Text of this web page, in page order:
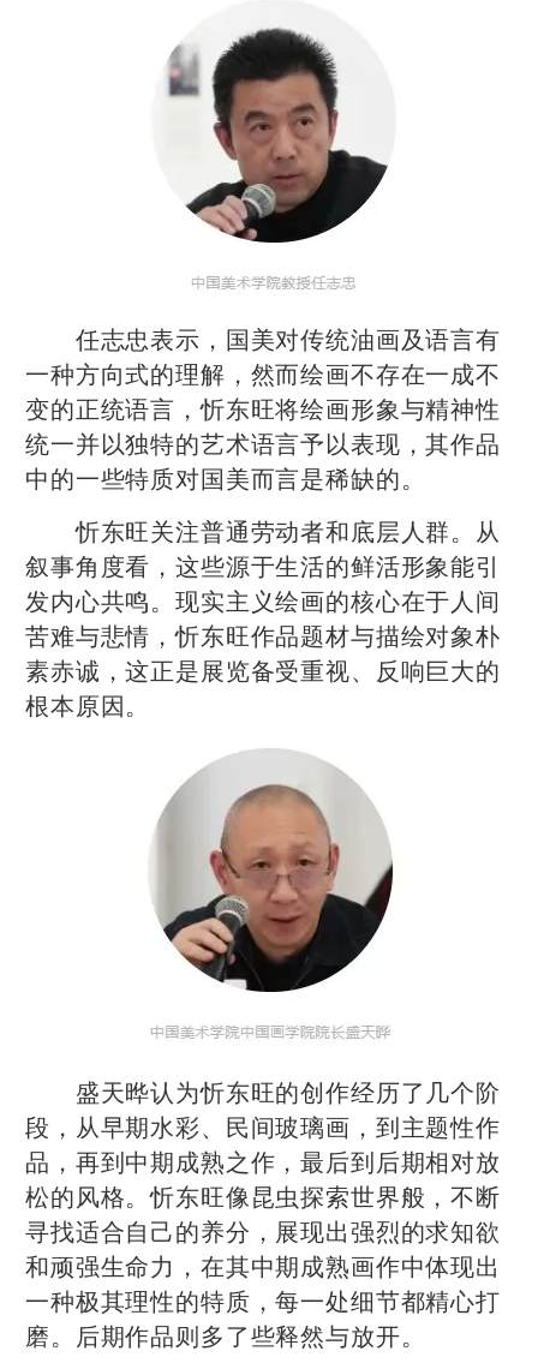
任志忠表示，国美对传统油画及语言有
一种方向式的理解，然而绘画不存在一成不
变的正统语言，忻东旺将绘画形象与精神性
统一并以独特的艺术语言予以表现，其作品
中的一些特质对国美而言是稀缺的。
忻东旺关注普通劳动者和底层人群。从
叙事角度看，这些源于生活的鲜活形象能引
发内心共鸣。现实主义绘画的核心在于人间
苦难与悲情，忻东旺作品题材与描绘对象朴
素赤诚，这正是展览备受重视、反响巨大的
根本原因。
盛天晔认为忻东旺的创作经历了几个阶
段，从早期水彩、民间玻璃画，到主题性作
品，再到中期成熟之作，最后到后期相对放
松的风格。忻东旺像昆虫探索世界般，不断
寻找适合自己的养分，展现出强烈的求知欲
和顽强生命力，在其中期成熟画作中体现出
一种极其理性的特质，每一处细节都精心打
磨。后期作品则多了些释然与放开。